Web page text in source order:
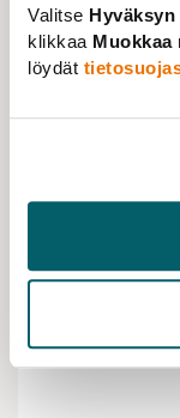
Valitse Hyväksyn
klikkaa Muokkaa
löydät
Shaping the